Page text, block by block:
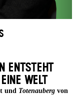
ENT­STEHT
WELT
und Totenaubergvon